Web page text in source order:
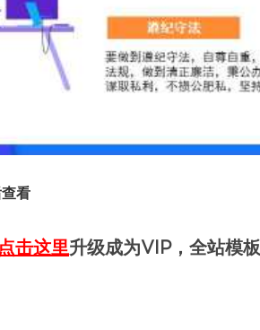
看
点击这里升级成为VIP，全站模板